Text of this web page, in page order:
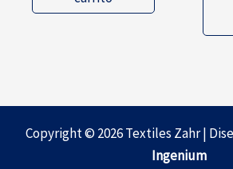
$53.542.
Copyright © 2026 Textiles Zahr |
Ingenium